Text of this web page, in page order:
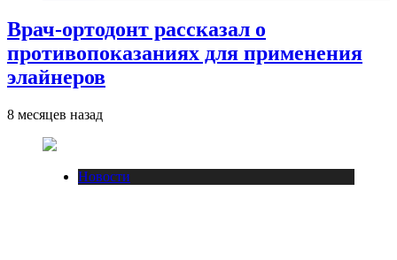
Врач-ортодонт рассказал о
противопоказаниях для применения
элайнеров
8 месяцев назад
Новости